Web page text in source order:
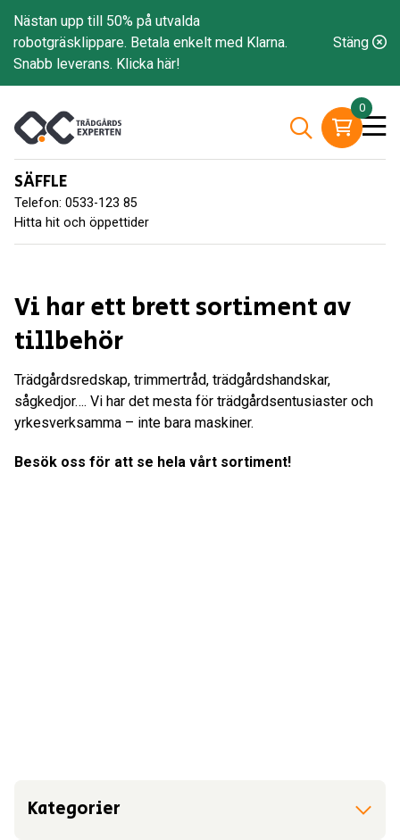
Nästan upp till 50% på utvalda
robotgräsklippare. Betala enkelt med Klarna.
Snabb leverans. Klicka här!
Stäng
0
SÄFFLE
Telefon: 0533-123 85
Hitta hit och öppettider
Vi har ett brett sortiment av
tillbehör
Trädgårdsredskap, trimmertråd, trädgårdshandskar,
sågkedjor…. Vi har det mesta för trädgårdsentusiaster och
yrkesverksamma – inte bara maskiner.
Besök oss för att se hela vårt sortiment!
Kategorier